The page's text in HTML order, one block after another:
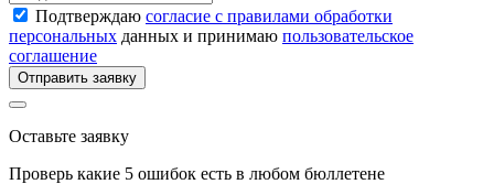
Подтверждаю согласие с правилами обработки
персональных данных и принимаю пользовательское
соглашение
Отправить заявку
Оставьте заявку
Проверь какие 5 ошибок есть в любом бюллетене